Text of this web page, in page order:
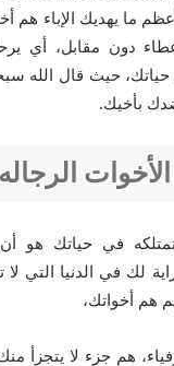
ما يهديك الإباء
دون مقابل، أي يرحل
حياتك، حيث قال الله
بأخيك.
الرجاله
في حياتك هو أن
لك في الدنيا التي
هم أخواتك،
هم جزء لا يتجزأ